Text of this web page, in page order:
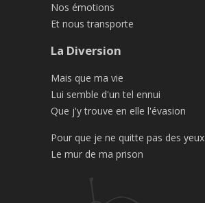
Nos émotions
Et nous transporte
La Diversion
Mais que ma vie
Lui semble d'un tel ennui
Que j'y trouve en elle l'évasion
Pour que je ne quitte pas des yeux
Le mur de ma prison